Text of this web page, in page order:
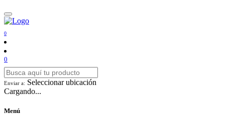
0
0
Enviar a: Seleccionar ubicación
Cargando...
Menú